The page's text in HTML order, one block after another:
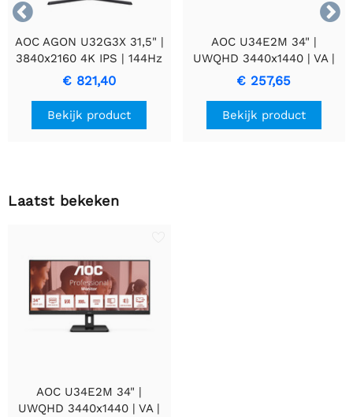


AOC AGON U32G3X 31,5" |
3840x2160 4K IPS | 144Hz
| Gaming Monitor
€ 821,40
Bekijk product
AOC U34E2M 34" |
UWQHD 3440x1440 | VA |
100Hz | 4ms | Ultrawide
Monitor | Zwart
€ 257,65
Bekijk product
Laatst bekeken
AOC U34E2M 34" |
UWQHD 3440x1440 | VA |